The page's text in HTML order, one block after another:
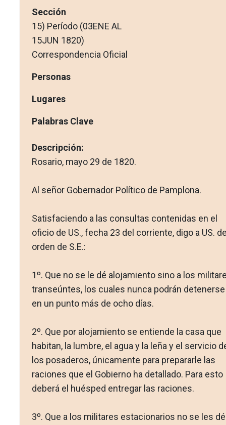
Sección
15) Período (03ENE AL
15JUN 1820)
Correspondencia Oficial
Personas
Lugares
Palabras Clave
Descripción:
Rosario, mayo 29 de 1820.
Al señor Gobernador Político de Pamplona.
Satisfaciendo a las consultas contenidas en el
oficio de US., fecha 23 del corriente, digo a US.
orden de S.E.:
1º. Que no se le dé alojamiento sino a los
tran­seúntes, los cuales nunca podrán detenerse
en un punto más de ocho días.
2º. Que por alojamiento se entiende la casa que
habitan, la lumbre, el agua y la leña y el servicio
los posaderos, úni­camente para prepararle las
raciones que el Gobierno ha deta­llado. Para esto
deberá el huésped entregar las raciones.
3º. Que a los militares estacionarios no se les dé